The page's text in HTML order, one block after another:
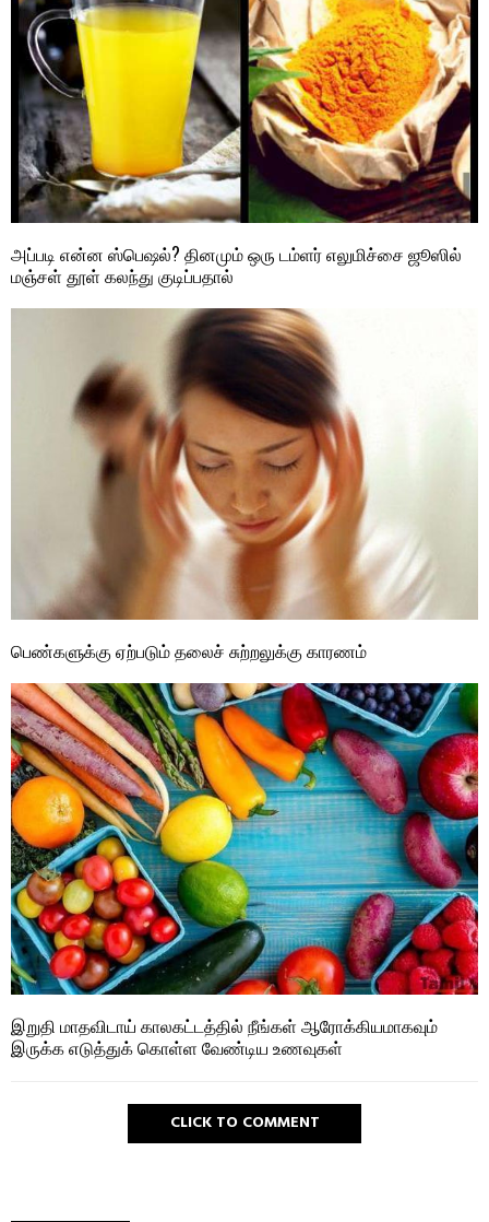
அப்படி என்ன ஸ்பெஷல்? தினமும் ஒரு டம்ளர் எலுமிச்சை ஜூஸில்
மஞ்சள் தூள் கலந்து குடிப்பதால்
பெண்களுக்கு ஏற்படும் தலைச் சுற்றலுக்கு காரணம்
இறுதி மாதவிடாய் காலகட்டத்தில் நீங்கள் ஆரோக்கியமாகவும்
இருக்க எடுத்துக் கொள்ள வேண்டிய உணவுகள்
CLICK TO COMMENT